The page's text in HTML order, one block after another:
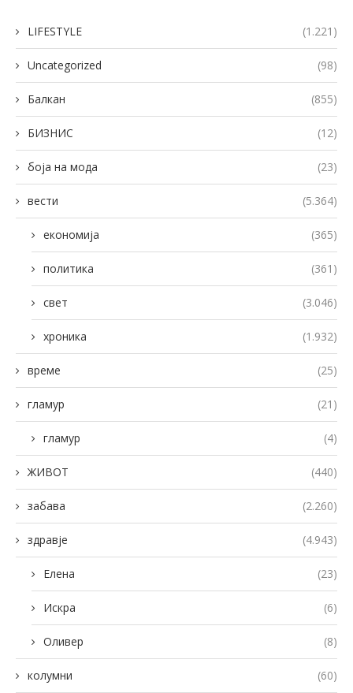
LIFESTYLE (1.221)
Uncategorized (98)
Балкан (855)
БИЗНИС (12)
боја на мода (23)
вести (5.364)
економија (365)
политика (361)
свет (3.046)
хроника (1.932)
време (25)
гламур (21)
гламур (4)
ЖИВОТ (440)
забава (2.260)
здравје (4.943)
Елена (23)
Искра (6)
Оливер (8)
колумни (60)